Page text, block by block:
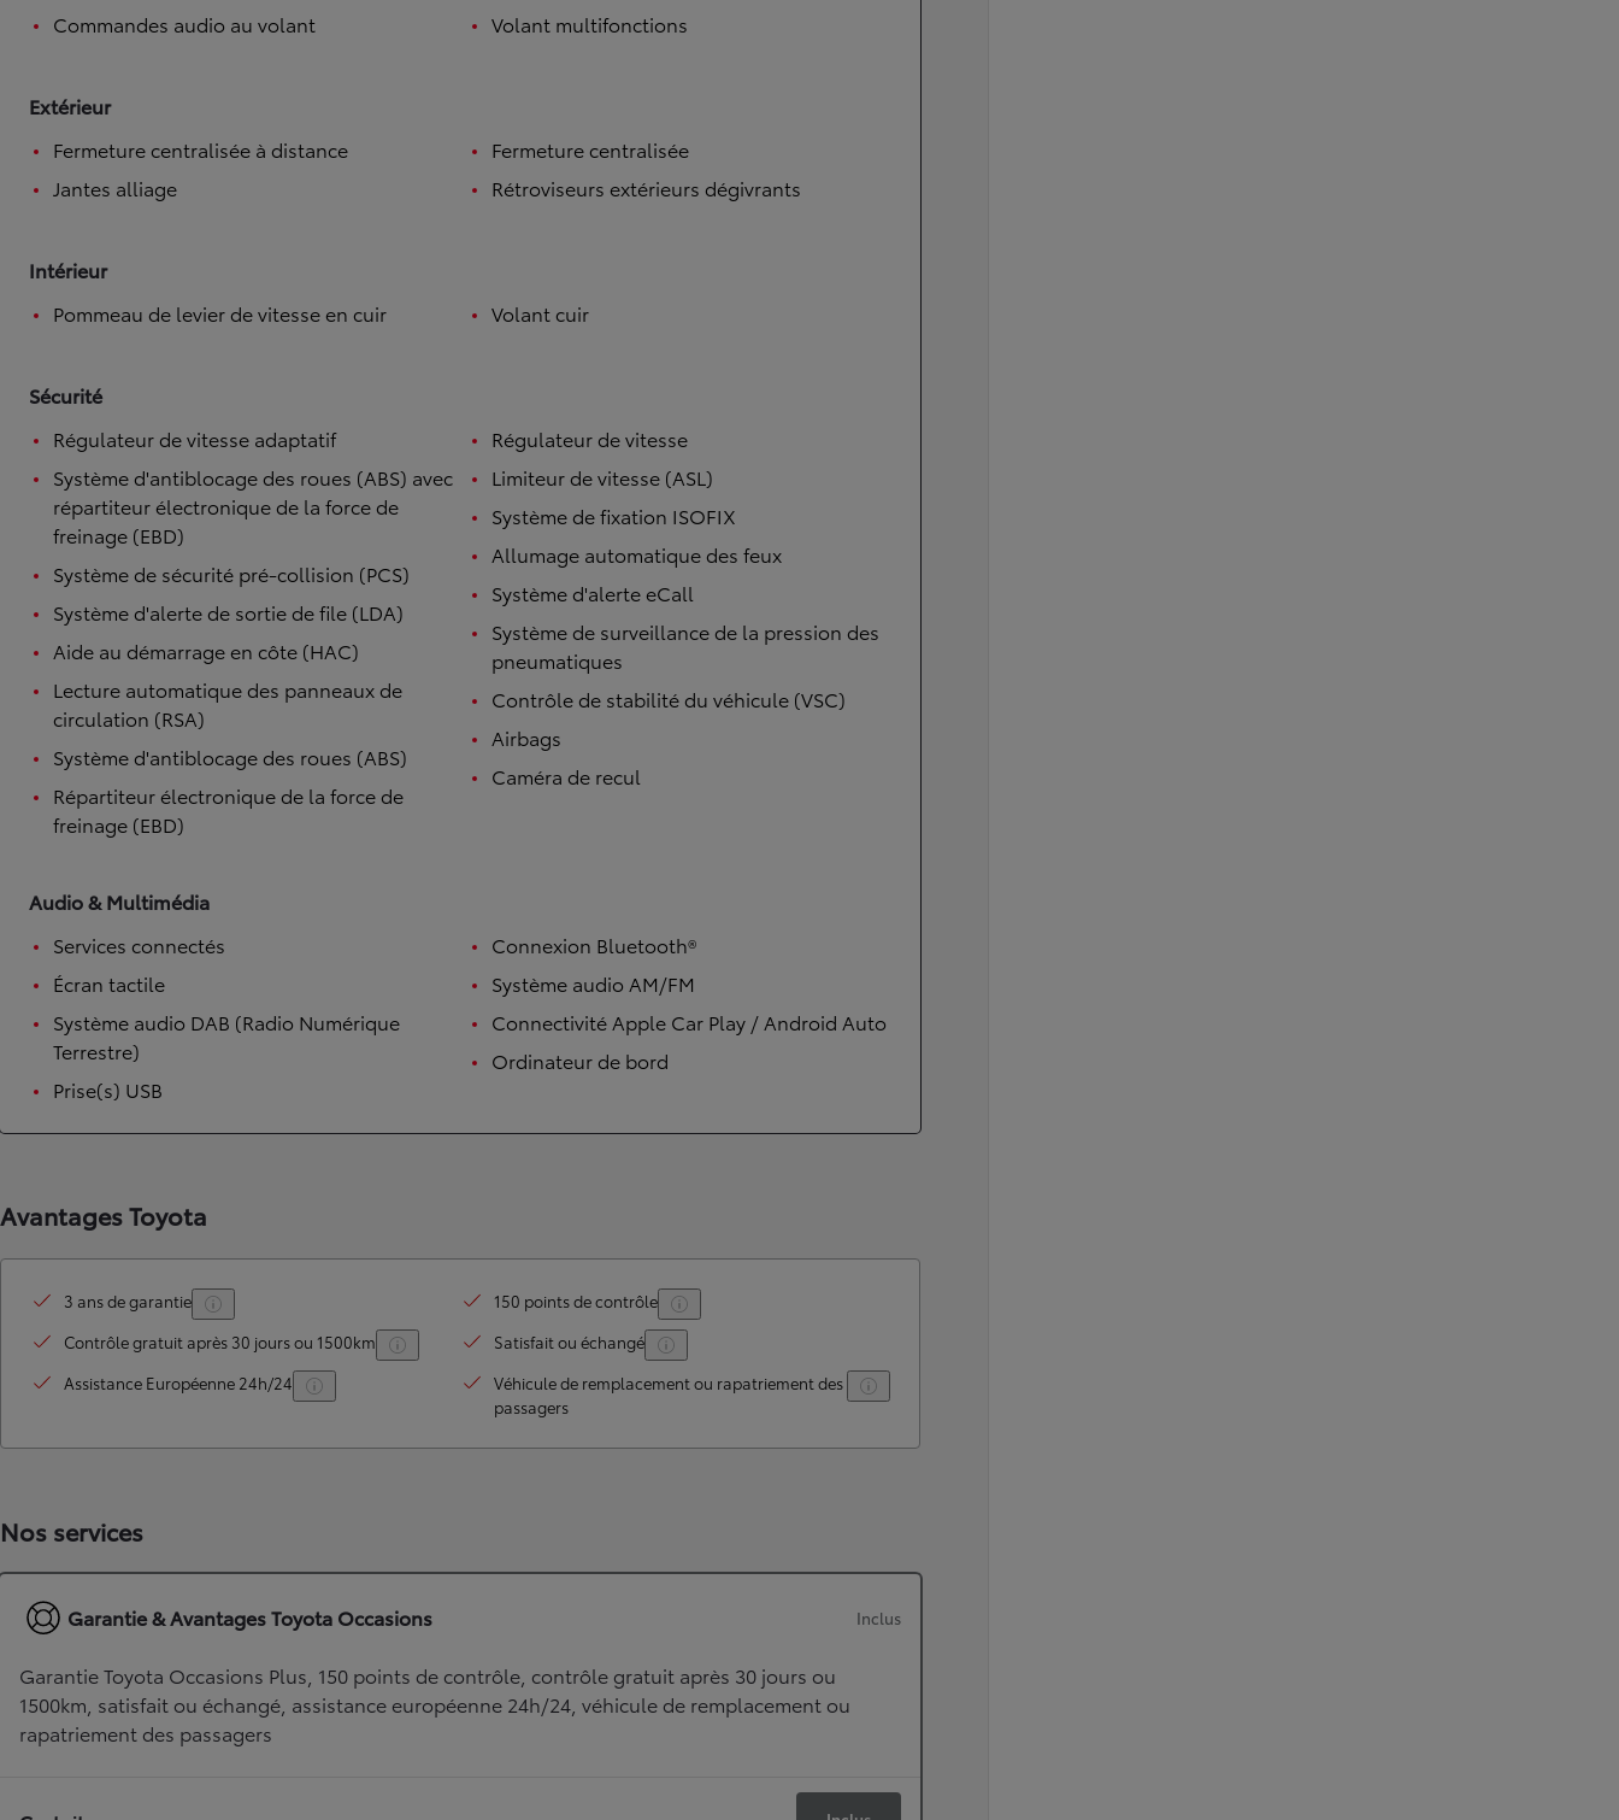
TOYOTA C-HR
Disponible rapidement
Commandes audio au volant
Volant multifonctions
Extérieur
Fermeture centralisée à distance
Jantes alliage
Fermeture centralisée
Rétroviseurs extérieurs dégivrants
Intérieur
Pommeau de levier de vitesse en cuir
Volant cuir
Sécurité
Régulateur de vitesse adaptatif
Système d'antiblocage des roues (ABS) avec
répartiteur électronique de la force de
freinage (EBD)
Système de sécurité pré-collision (PCS)
Système d'alerte de sortie de file (LDA)
Aide au démarrage en côte (HAC)
Lecture automatique des panneaux de
circulation (RSA)
Système d'antiblocage des roues (ABS)
Répartiteur électronique de la force de
freinage (EBD)
Régulateur de vitesse
Limiteur de vitesse (ASL)
Système de fixation ISOFIX
Allumage automatique des feux
Système d'alerte eCall
Système de surveillance de la pression des
pneumatiques
Contrôle de stabilité du véhicule (VSC)
Airbags
Caméra de recul
Audio & Multimédia
Services connectés
Écran tactile
Système audio DAB (Radio Numérique
Terrestre)
Prise(s) USB
Connexion Bluetooth®
Système audio AM/FM
Connectivité Apple Car Play / Android Auto
Ordinateur de bord
Avantages Toyota
3 ans de garantie
150 points de contrôle
Contrôle gratuit après 30 jours ou 1500km
Satisfait ou échangé
Assistance Européenne 24h/24
Véhicule de remplacement ou rapatriement des
passagers
Nos services
Garantie & Avantages Toyota Occasions Inclus
Garantie Toyota Occasions Plus, 150 points de contrôle, contrôle gratuit après 30 jours ou
1500km, satisfait ou échangé, assistance européenne 24h/24, véhicule de remplacement ou
rapatriement des passagers